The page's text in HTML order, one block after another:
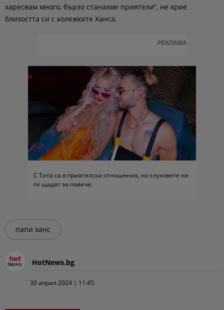
харесвам много, бързо станахме приятели“, не крие
близостта си с колежките Ханса.
РЕКЛАМА
С Тита са в приятелски отношения, но слуховете не
ги щадят за повече.
папи ханс
HotNews.bg
30 април 2024 | 11:45